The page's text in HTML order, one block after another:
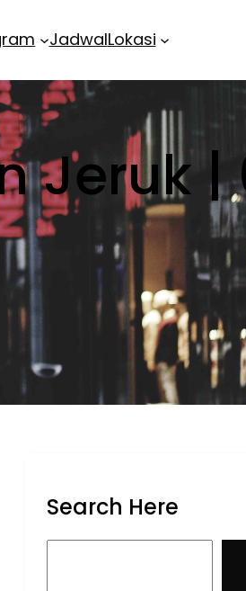
JadwalLokasi
Jeruk |
Search Here